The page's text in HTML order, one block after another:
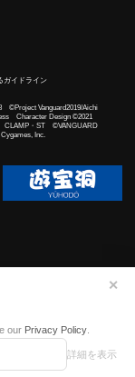
our Privacy Policy.
詳細を表示
✕
ガイドライン
Vanguard2019/Aichi
Character Design ©2021
CLAMP・ST ©VANGUARD
Inc.